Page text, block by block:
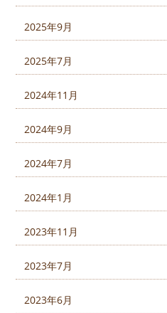
2025年9月
2025年7月
2024年11月
2024年9月
2024年7月
2024年1月
2023年11月
2023年7月
2023年6月